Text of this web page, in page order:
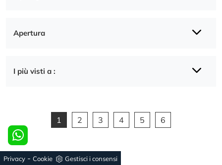
Apertura
I più visti a :
1 2 3 4 5 6
Privacy - Cookie Gestisci i consensi